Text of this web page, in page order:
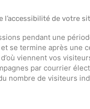
de votre
pendant une
se termine après une
viennent vos
par courrier
nombre de visiteurs